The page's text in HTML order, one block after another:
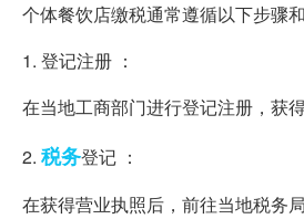
个体餐饮店缴税通常遵循以下步骤
1. 登记注册 ：
在当地工商部门进行登记注册，获得
2. 税务登记 ：
在获得营业执照后，前往当地税务